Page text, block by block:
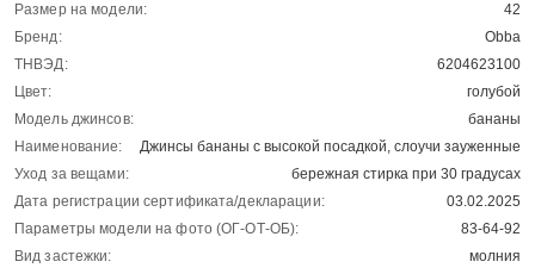
Размер на модели:
42
Бренд:
Obba
ТНВЭД:
6204623100
Цвет:
голубой
Модель джинсов:
бананы
Наименование:
Джинсы бананы с высокой посадкой, слоучи зауженные
Уход за вещами:
бережная стирка при 30 градусах
Дата регистрации сертификата/декларации:
03.02.2025
Параметры модели на фото (ОГ-ОТ-ОБ):
83-64-92
Вид застежки:
молния